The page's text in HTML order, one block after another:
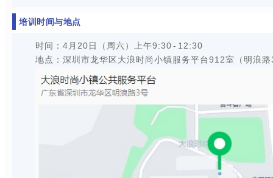
培训时间与地点
时间： 4月20日（周六）上午9:30 - 12:30
地点： 深圳市龙华区大浪时尚小镇服务平台912室（明浪